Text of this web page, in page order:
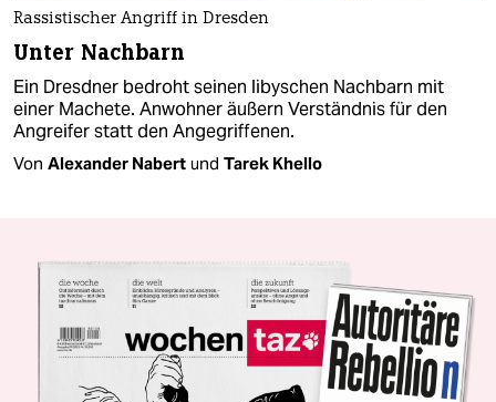
Rassistischer Angriff in Dresden
Unter Nachbarn
Ein Dresdner bedroht seinen libyschen Nachbarn mit
einer Machete. Anwohner äußern Verständnis für den
Angreifer statt den Angegriffenen.
Von Alexander Nabert und Tarek Khello